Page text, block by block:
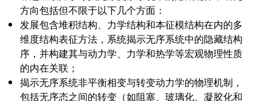
方向包括但不限于以下几个方面：
发展包含堆积结构、力学结构和本征模结构在内的多
维度结构表征方法，系统揭示无序系统中的隐藏结构
序，并构建其与动力学、力学和热学等宏观物理性质
的内在关联；
揭示无序系统非平衡相变与转变动力学的物理机制，
包括无序态之间的转变（如阻塞、玻璃化、凝胶化和